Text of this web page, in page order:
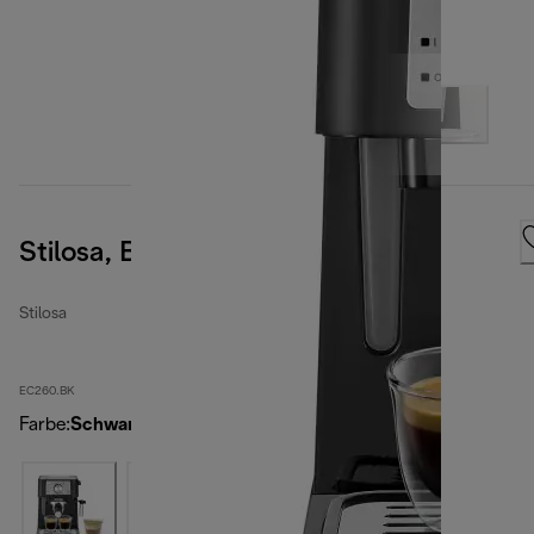
Stilosa, Black
Stilosa
EC260.BK
Farbe:Schwarz